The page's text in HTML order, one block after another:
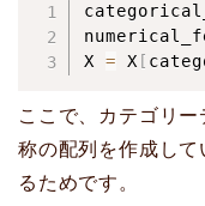
X = X [
ここで、カテゴリ
称の配列を作成し
るためです。